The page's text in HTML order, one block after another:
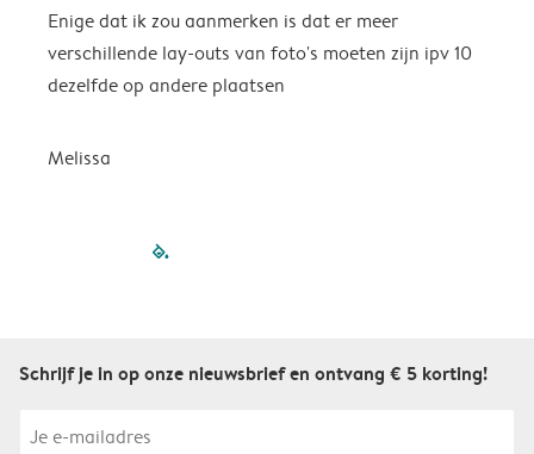
Enige dat ik zou aanmerken is dat er meer
verschillende lay-outs van foto's moeten zijn ipv 10
dezelfde op andere plaatsen
Melissa
filled-pagination
Schrijf je in op onze nieuwsbrief en ontvang € 5 korting!